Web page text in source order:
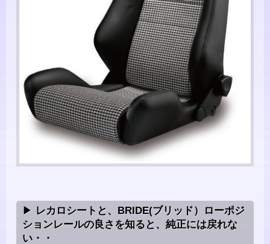
レカロシートと、BRIDE(ブリッド）ローポジ
ションレールの良さを知ると、純正には戻れな
い・・